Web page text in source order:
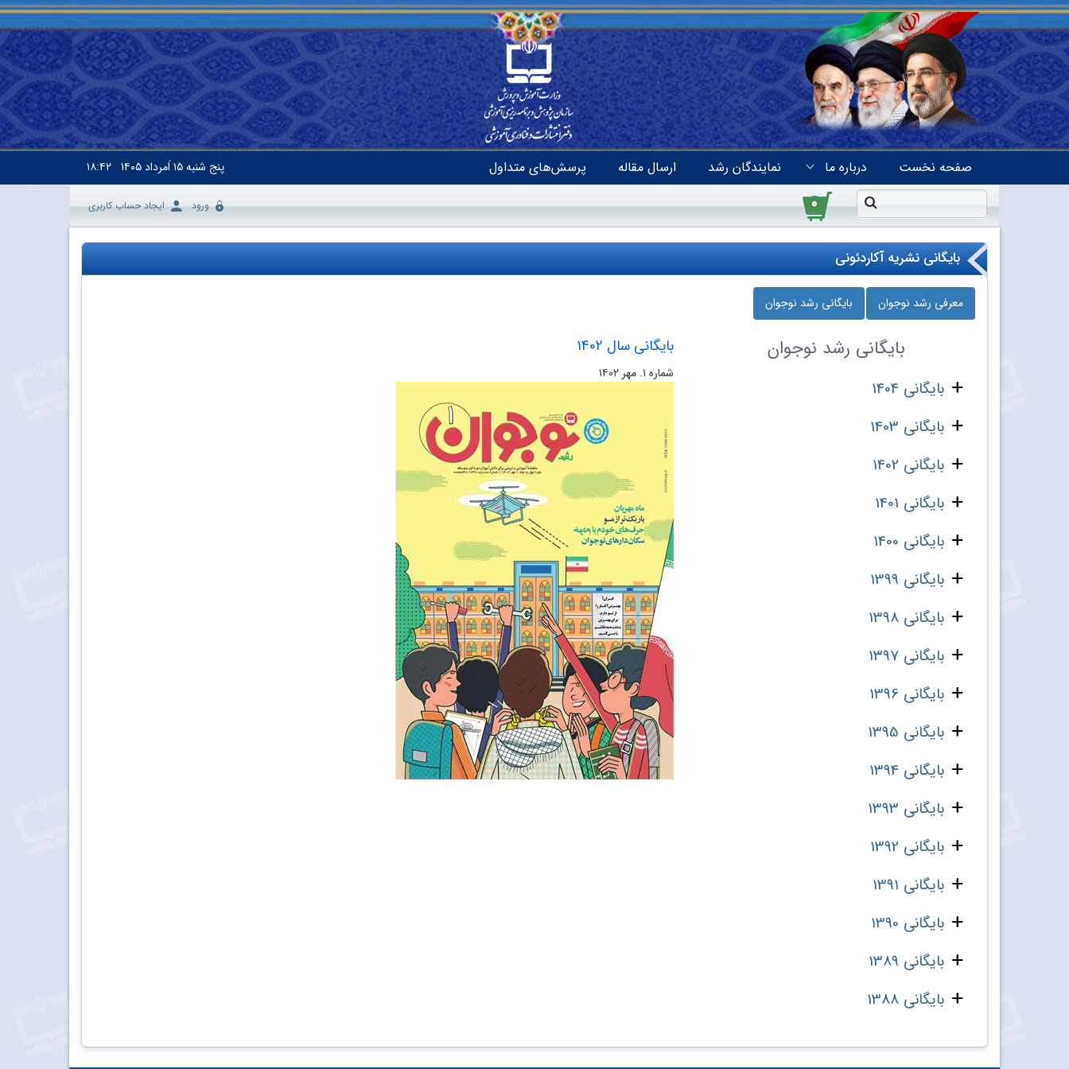
صفحه نخست درباره ما نمایندگان رشد ارسال مقاله پرسش‌های متداول پنج شنبه۱۵ اَمرداد ۱۴۰۵ ۱۸:۴۲
۰ ورود ایجاد حساب کاربری
بایگانی نشریه آکاردئونی
معرفی رشد نوجوان بایگانی رشد نوجوان
بایگانی رشد نوجوان
بایگانی 1404
بایگانی 1403
بایگانی 1402
بایگانی 1401
بایگانی 1400
بایگانی 1399
بایگانی 1398
بایگانی 1397
بایگانی 1396
بایگانی 1395
بایگانی 1394
بایگانی 1393
بایگانی 1392
بایگانی 1391
بایگانی 1390
بایگانی 1389
بایگانی 1388
بایگانی سال 1402
شماره ۱. مهر ۱۴۰۲